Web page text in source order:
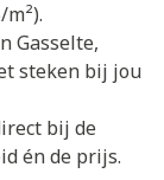
Gasselte,
steken bij jou
bij de
én de prijs.